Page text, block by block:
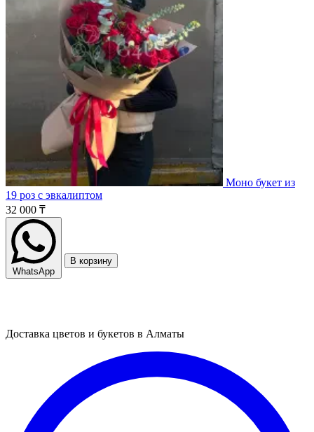
Моно букет из
19 роз с эвкалиптом
32 000 ₸
WhatsApp
В корзину
Доставка цветов и букетов в Алматы